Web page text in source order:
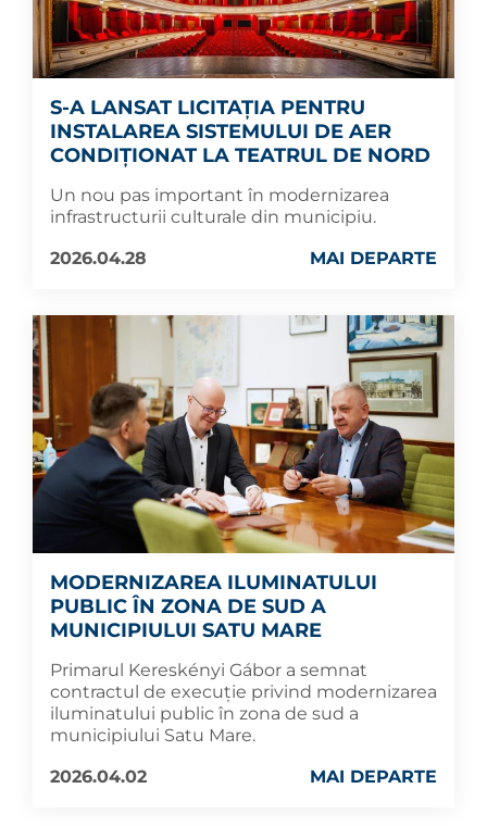
S-A LANSAT LICITAȚIA PENTRU
INSTALAREA SISTEMULUI DE AER
CONDIȚIONAT LA TEATRUL DE NORD
Un nou pas important în modernizarea
infrastructurii culturale din municipiu.
2026.04.28
MAI DEPARTE
MODERNIZAREA ILUMINATULUI
PUBLIC ÎN ZONA DE SUD A
MUNICIPIULUI SATU MARE
Primarul Kereskényi Gábor a semnat
contractul de execuție privind modernizarea
iluminatului public în zona de sud a
municipiului Satu Mare.
2026.04.02
MAI DEPARTE